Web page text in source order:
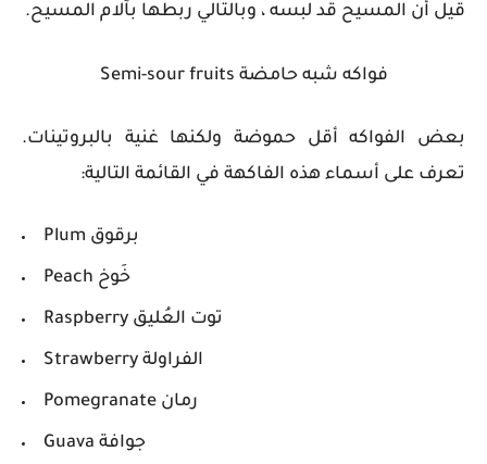
قيل أن المسيح قد لبسه ، وبالتالي ربطها بآلام المسيح.
فواكه شبه حامضة Semi-sour fruits
بعض الفواكه أقل حموضة ولكنها غنية بالبروتينات.
تعرف على أسماء هذه الفاكهة في القائمة التالية:
Plum برقوق
Peach خَوخ
Raspberry توت العُليق
Strawberry الفراولة
Pomegranate رمان
Guava جوافة